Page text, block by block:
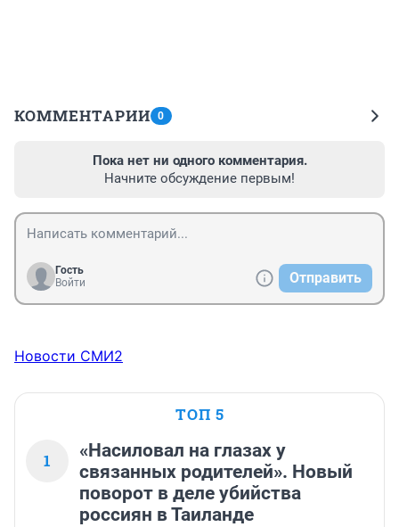
КОММЕНТАРИИ 0
Пока нет ни одного комментария.
Начните обсуждение первым!
Гость
Войти
Отправить
Новости СМИ2
ТОП 5
1
«Насиловал на глазах у
связанных родителей». Новый
поворот в деле убийства
россиян в Таиланде